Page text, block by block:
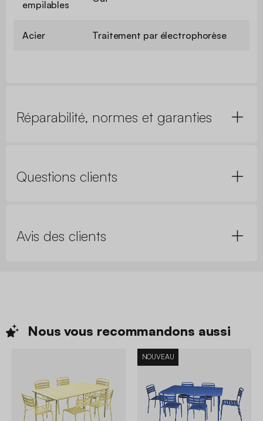
empilables
Acier Traitement par électrophorèse
Réparabilité, normes et garanties
Questions clients
Avis des clients
Nous vous recommandons aussi
NOUVEAU